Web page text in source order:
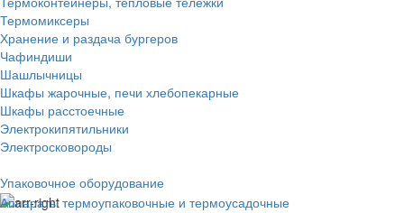
Термомиксеры
Хранение и раздача бургеров
Чафиндиши
Шашлычницы
Шкафы жарочные, печи хлебопекарные
Шкафы расстоечные
Электрокипятильники
Электросковороды
Упаковочное оборудование
Аппараты термоупаковочные и термоусадочные